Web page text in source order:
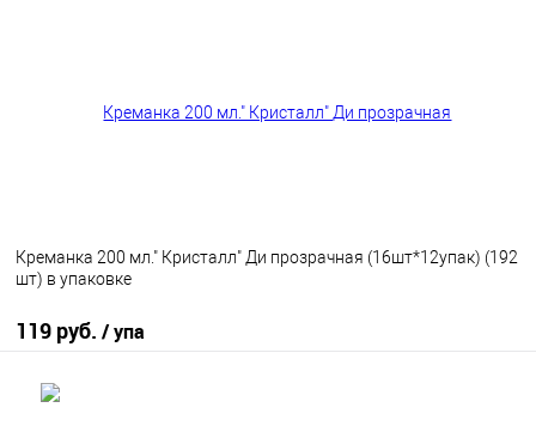
Креманка 200 мл." Кристалл" Ди прозрачная (16шт*12упак) (192
шт) в упаковке
119 руб. / упа